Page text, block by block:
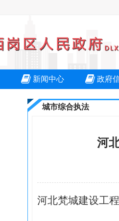
新闻中心 政府
城市综合执法
河
河北梵城建设工